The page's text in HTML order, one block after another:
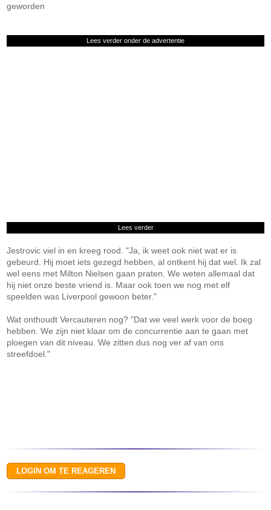
geworden
Lees verder onder de advertentie
Lees verder
Jestrovic viel in en kreeg rood. "Ja, ik weet ook niet wat er is
gebeurd. Hij moet iets gezegd hebben, al ontkent hij dat wel. Ik zal
wel eens met Milton Nielsen gaan praten. We weten allemaal dat
hij niet onze beste vriend is. Maar ook toen we nog met elf
speelden was Liverpool gewoon beter."
Wat onthoudt Vercauteren nog? "Dat we veel werk voor de boeg
hebben. We zijn niet klaar om de concurrentie aan te gaan met
ploegen van dit niveau. We zitten dus nog ver af van ons
streefdoel."